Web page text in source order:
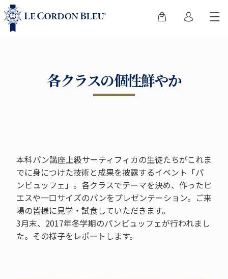
各クラスの個性鮮やか
本科パン講座上級サーティフィカの生徒たちがこれま
でに身につけた技術と成果を披露するイベント「パ
ンビュッフェ」。各クラスでテーマを決め、作ったピ
エスや一口サイズのパンをプレゼンテーション。ご来
場の皆様に見学・試食していただきます。
3月末、2017年冬学期のパンビュッフェが行われまし
た。その様子をレポートします。